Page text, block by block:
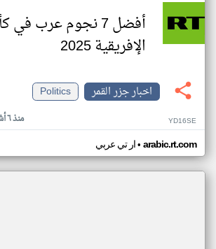
أفضل 7 نجوم عرب
الإفريقية 2025
اخبار جزر القمر
Politics
منذ ٦ أشهر YD16SE
ار تي عربي• arabic.rt.com